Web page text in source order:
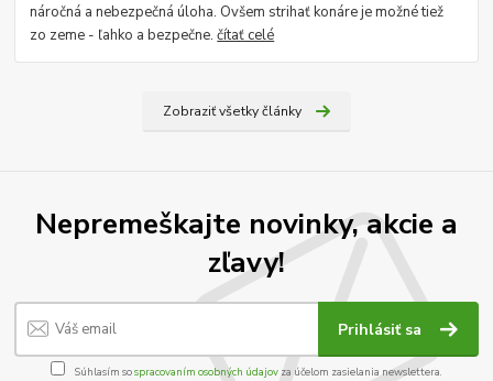
náročná a nebezpečná úloha. Ovšem strihať konáre je možné tiež
zo zeme - ľahko a bezpečne.čítať celé
Zobraziť všetky články
Nepremeškajte novinky, akcie a
zľavy!
Prihlásiť sa
Súhlasím sospracovaním osobných údajov za účelom zasielania newslettera.